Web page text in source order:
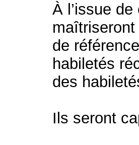
À l’issue
de
habiletés
des
Ils seront